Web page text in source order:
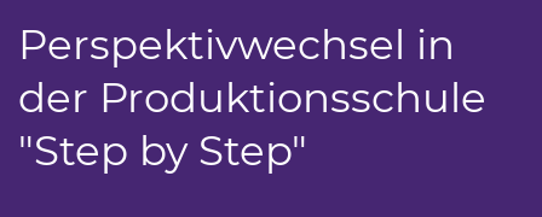
Perspektivwechsel in
der Produktionsschule
"Step by Step"